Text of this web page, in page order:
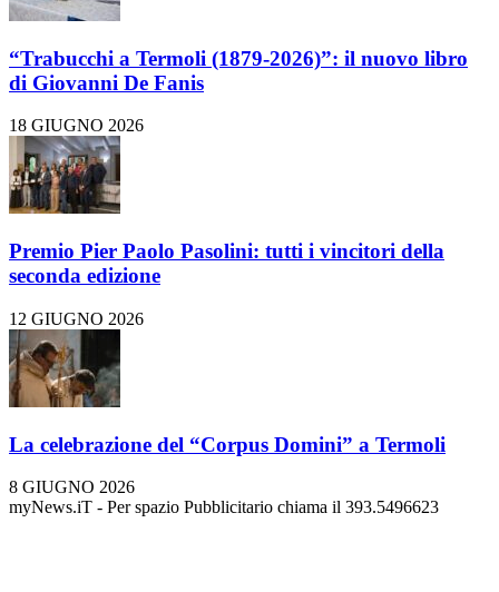
“Trabucchi a Termoli (1879-2026)”: il nuovo libro
di Giovanni De Fanis
18 GIUGNO 2026
Premio Pier Paolo Pasolini: tutti i vincitori della
seconda edizione
12 GIUGNO 2026
La celebrazione del “Corpus Domini” a Termoli
8 GIUGNO 2026
myNews.iT - Per spazio Pubblicitario chiama il 393.5496623